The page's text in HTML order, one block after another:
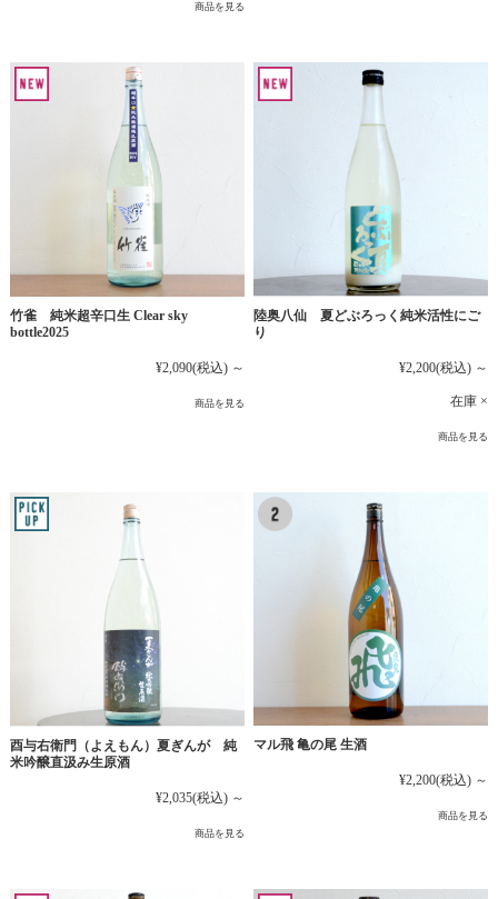
商品を見る
竹雀 純米超辛口生 Clear sky
bottle2025
¥2,090(税込) ～
商品を見る
陸奥八仙 夏どぶろっく純米活性にご
り
¥2,200(税込) ～
在庫 ×
商品を見る
酉与右衛門（よえもん）夏ぎんが 純
米吟醸直汲み生原酒
¥2,035(税込) ～
商品を見る
マル飛 亀の尾 生酒
¥2,200(税込) ～
商品を見る